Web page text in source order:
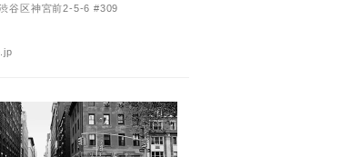
谷区神宮前2-5-6 #309